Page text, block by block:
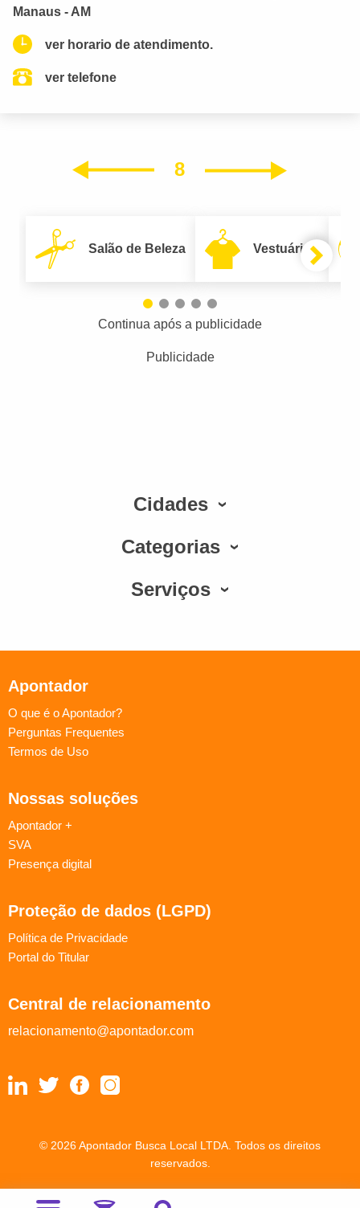
Manaus - AM
ver horario de atendimento.
ver telefone
8
Salão de Beleza Vestuário
Continua após a publicidade
Publicidade
Cidades
Categorias
Serviços
Apontador
O que é o Apontador?
Perguntas Frequentes
Termos de Uso
Nossas soluções
Apontador +
SVA
Presença digital
Proteção de dados (LGPD)
Política de Privacidade
Portal do Titular
Central de relacionamento
relacionamento@apontador.com
© 2026 Apontador Busca Local LTDA. Todos os direitos
reservados.